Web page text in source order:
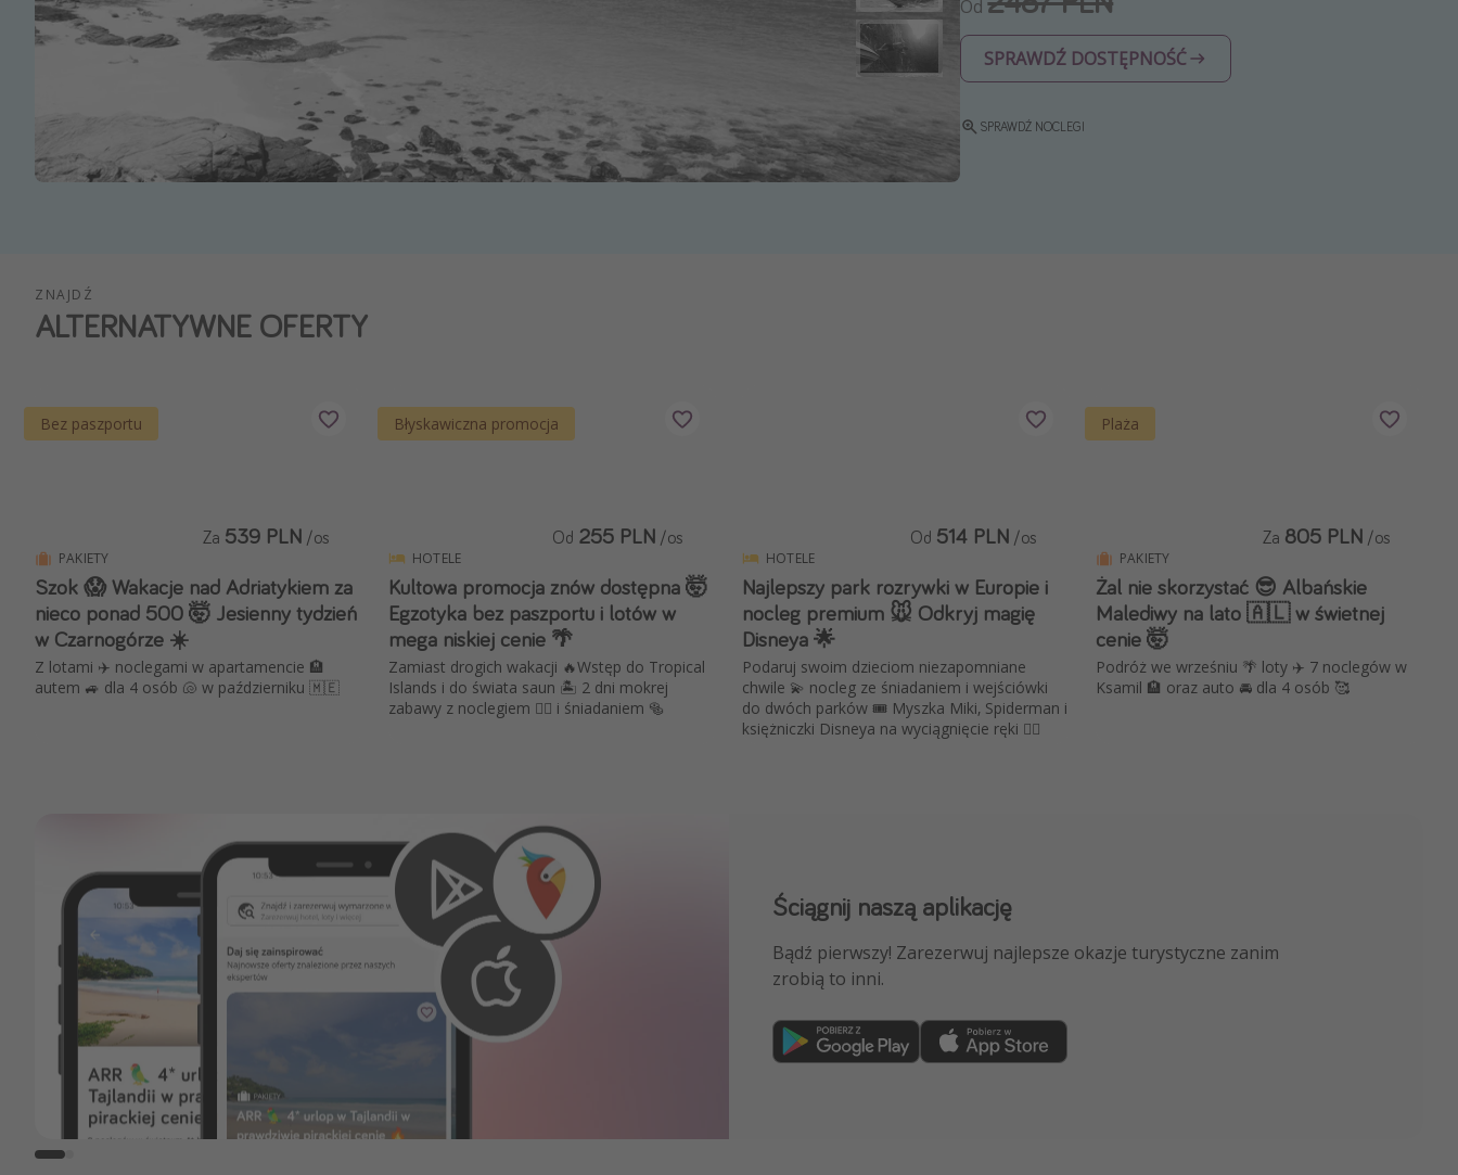
Od
SPRAWDŹ DOSTĘPNOŚĆ
SPRAWDŹ NOCLEGI
ZNAJDŹ
ALTERNATYWNE OFERTY
Bez paszportu
PAKIETY
Szok 😱 Wakacje nad Adriatykiem za
nieco ponad 500 🤯 Jesienny tydzień
w Czarnogórze ☀️
Z lotami ✈️ noclegami w apartamencie 🏨
autem 🚙 dla 4 osób 🐚 w październiku 🇲🇪
Za 539 PLN /os
Błyskawiczna promocja
HOTELE
Kultowa promocja znów dostępna 🤯
Egzotyka bez paszportu i lotów w
mega niskiej cenie 🌴
Zamiast drogich wakacji 🔥Wstęp do Tropical
Islands i do świata saun 🏝️ 2 dni mokrej
zabawy z noclegiem 🧖‍♀️ i śniadaniem 🥯
Od 255 PLN /os
HOTELE
Najlepszy park rozrywki w Europie i
nocleg premium 🐭 Odkryj magię
Disneya 🌟
Podaruj swoim dzieciom niezapomniane
chwile 💫 nocleg ze śniadaniem i wejściówki
do dwóch parków 🎟️ Myszka Miki, Spiderman i
księżniczki Disneya na wyciągnięcie ręki 🦸‍♂️
Od 514 PLN /os
Plaża
PAKIETY
Żal nie skorzystać 😎 Albańskie
Malediwy na lato 🇦🇱 w świetnej
cenie 🤯
Podróż we wrześniu 🌴 loty ✈️ 7 noclegów w
Ksamil 🏨 oraz auto 🚘 dla 4 osób 🥰
Za 805 PLN /os
Ściągnij naszą aplikację
Bądź pierwszy! Zarezerwuj najlepsze okazje turystyczne zanim
zrobią to inni.
Dołącz do naszego kanału na WhatsApp
NAJLEPSZE oferty podróżnicze, porady ekspertów i wiele więcej!
Dołącz teraz